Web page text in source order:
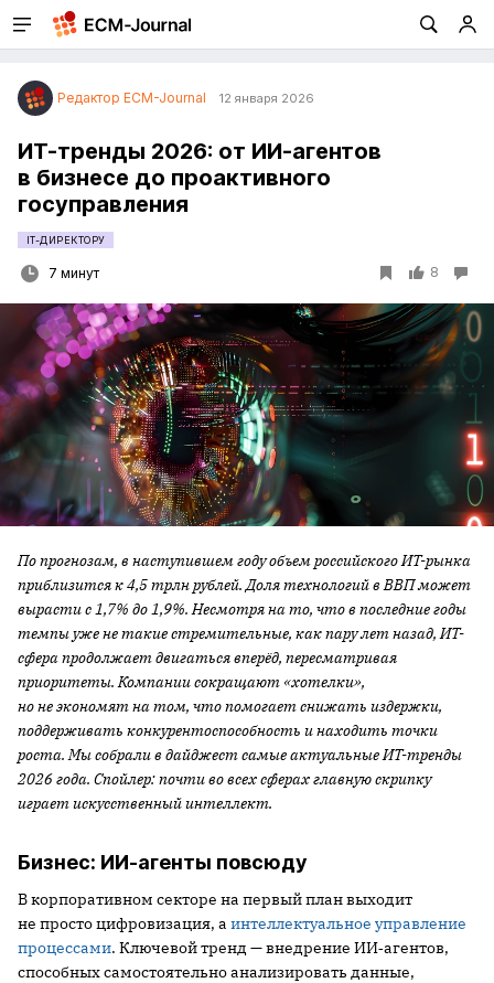
Редактор ECM-Journal 12 января 2026
ИТ-тренды 2026: от ИИ-агентов
в бизнесе до проактивного
госуправления
IT-ДИРЕКТОРУ
7 минут 8
По прогнозам, в наступившем году объем российского ИТ-рынка
приблизится к 4,5 трлн рублей. Доля технологий в ВВП может
вырасти с 1,7% до 1,9%. Несмотря на то, что в последние годы
темпы уже не такие стремительные, как пару лет назад, ИТ-
сфера продолжает двигаться вперёд, пересматривая
приоритеты. Компании сокращают «хотелки»,
но не экономят на том, что помогает снижать издержки,
поддерживать конкурентоспособность и находить точки
роста. Мы собрали в дайджест самые актуальные ИТ-тренды
2026 года. Спойлер: почти во всех сферах главную скрипку
играет искусственный интеллект.
Бизнес: ИИ-агенты повсюду
В корпоративном секторе на первый план выходит
не просто цифровизация, а интеллектуальное управление
процессами. Ключевой тренд — внедрение ИИ‑агентов,
способных самостоятельно анализировать данные,